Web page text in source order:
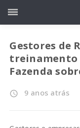
Gestores de
treinamento
Fazenda
access_time 9 anos atrás